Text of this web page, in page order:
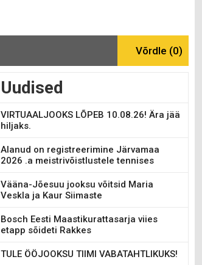
Uudised
VIRTUAALJOOKS LÕPEB 10.08.26! Ära jää
hiljaks.
Alanud on registreerimine Järvamaa
2026 .a meistrivõistlustele tennises
Vääna-Jõesuu jooksu võitsid Maria
Veskla ja Kaur Siimaste
Bosch Eesti Maastikurattasarja viies
etapp sõideti Rakkes
TULE ÖÖJOOKSU TIIMI VABATAHTLIKUKS!